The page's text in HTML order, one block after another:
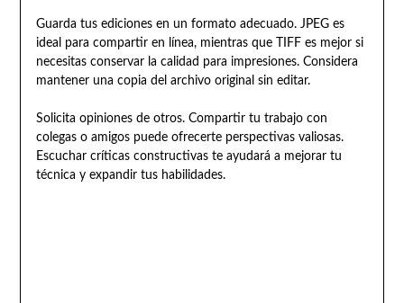
Guarda tus ediciones en un formato adecuado. JPEG es
ideal para compartir en línea, mientras que TIFF es mejor si
necesitas conservar la calidad para impresiones. Considera
mantener una copia del archivo original sin editar.
Solicita opiniones de otros. Compartir tu trabajo con
colegas o amigos puede ofrecerte perspectivas valiosas.
Escuchar críticas constructivas te ayudará a mejorar tu
técnica y expandir tus habilidades.